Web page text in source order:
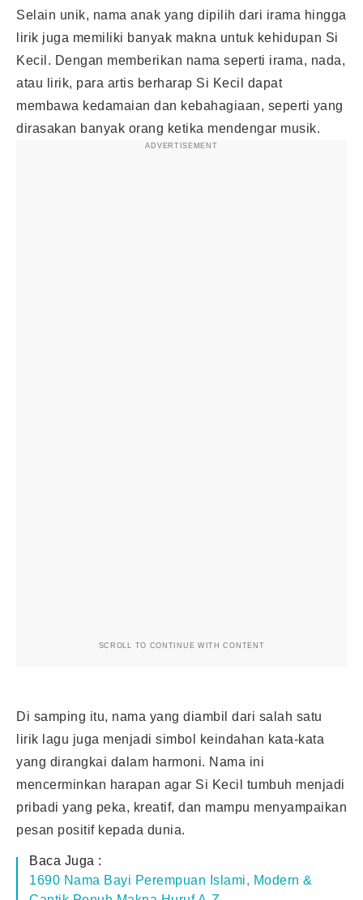
Selain unik, nama anak yang dipilih dari irama hingga
lirik juga memiliki banyak makna untuk kehidupan Si
Kecil. Dengan memberikan nama seperti irama, nada,
atau lirik, para artis berharap Si Kecil dapat
membawa kedamaian dan kebahagiaan, seperti yang
dirasakan banyak orang ketika mendengar musik.
ADVERTISEMENT
SCROLL TO CONTINUE WITH CONTENT
Di samping itu, nama yang diambil dari salah satu
lirik lagu juga menjadi simbol keindahan kata-kata
yang dirangkai dalam harmoni. Nama ini
mencerminkan harapan agar Si Kecil tumbuh menjadi
pribadi yang peka, kreatif, dan mampu menyampaikan
pesan positif kepada dunia.
Baca Juga :
1690 Nama Bayi Perempuan Islami, Modern &